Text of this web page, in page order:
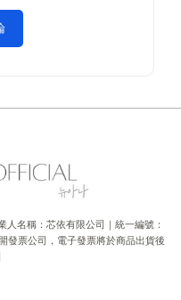
人名稱：芯依有限公司｜統一編號：
發票公司，電子發票將於商品出貨後